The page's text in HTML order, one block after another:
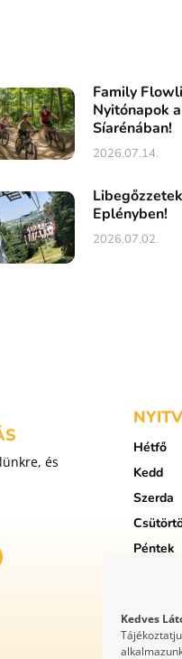
Kedves
Family
Nyitónapok a
Síarénában!
2026.07.14.
Libegőzzetek
Eplényben!
2026.07.02.
és
Hétfő
Kedd
Szerda
Péntek